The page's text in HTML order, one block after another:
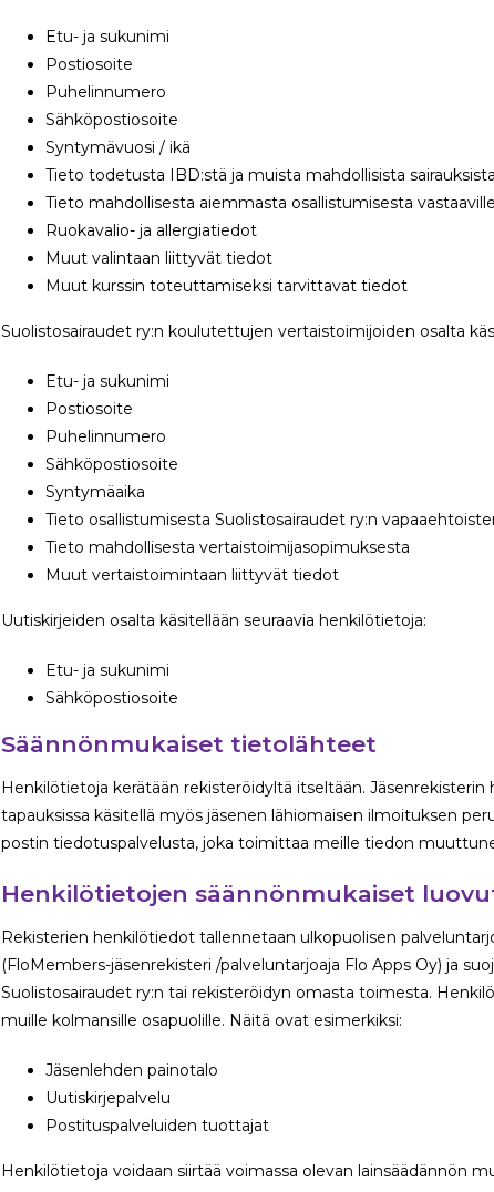
Etu- ja sukunimi
Postiosoite
Puhelinnumero
Sähköpostiosoite
Syntymävuosi / ikä
Tieto todetusta IBD:stä ja muista mahdollisista sairauksista
Tieto mahdollisesta aiemmasta osallistumisesta
Ruokavalio- ja allergiatiedot
Muut valintaan liittyvät tiedot
Muut kurssin toteuttamiseksi tarvittavat tiedot
Suolistosairaudet ry:n koulutettujen vertaistoimijoiden osalta
Etu- ja sukunimi
Postiosoite
Puhelinnumero
Sähköpostiosoite
Syntymäaika
Tieto osallistumisesta Suolistosairaudet ry:n
Tieto mahdollisesta vertaistoimijasopimuksesta
Muut vertaistoimintaan liittyvät tiedot
Uutiskirjeiden osalta käsitellään seuraavia henkilötietoja:
Etu- ja sukunimi
Sähköpostiosoite
Säännönmukaiset tietolähteet
Henkilötietoja kerätään rekisteröidyltä itseltään. Jäsenrekisterin
tapauksissa käsitellä myös jäsenen lähiomaisen ilmoituksen
postin tiedotuspalvelusta, joka toimittaa meille tiedon
Henkilötietojen säännönmukaiset
Rekisterien henkilötiedot tallennetaan ulkopuolisen
(FloMembers-jäsenrekisteri /palveluntarjoaja Flo Apps Oy) ja
Suolistosairaudet ry:n tai rekisteröidyn omasta toimesta.
muille kolmansille osapuolille. Näitä ovat esimerkiksi:
Jäsenlehden painotalo
Uutiskirjepalvelu
Postituspalveluiden tuottajat
Henkilötietoja voidaan siirtää voimassa olevan lainsäädännön